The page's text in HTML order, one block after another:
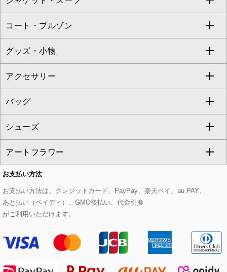
eur3
Maison de CINQ
MK MICHEL KLEIN BAG
HIROKO KOSHINO
カーディガン
アンサンブルセット
ベスト・ジレ
パーカー
タンクトップ・キャミソール
スウェット・ジャージー
その他のトップス
チュニック
ジャンパースカート
その他のワンピース・ドレス
クロップド・半端丈パンツ
ガウチョ・ワイドパンツ
ハーフ・ショート丈パンツ
サロペット・オールインワン
その他のパンツ
ロング・マキシ丈スカート
ひざ丈スカート
ミモレ丈スカート
ショート・ミニ丈スカート
その他のスカート
すべてのジャケット・スーツ
テーラードジャケット
ノーカラージャケット
セットアップ
セットアップジャケット
セットアップパンツ
セットアップスカート
セットアップワンピース
コート・ブルゾン
すべてのコート・ブルゾン
トレンチコート
ピーコート
ダッフルコート
チェスターコート
モッズコート
ステンカラーコート
ライダースジャケット
グッズ・小物
すべてのグッズ・小物
マスク
ストール・マフラー・スヌード
ベルト・サスペンダー
帽子
ヘアアクセサリー
ハンカチ・バンダナ
アクセサリー
すべてのアクセサリー
ネックレス
ピアス・イヤリング
ブレスレット・バングル
ブローチ・コサージュ
バッグ
すべてのバッグ
トートバッグ
ショルダーバッグ
ボストンバッグ
バックパック・リュック
シューズ
すべてのシューズ
パンプス
スニーカー
フラットシューズ
アートフラワー
すべてのアートフラワー
ローズ
カサブランカ・カラー
お支払い方法
お支払い方法は、クレジットカード、PayPay、楽天ペイ、au PAY、
あと払い（ペイディ）、GMO後払い、代金引換
がご利用いただけます。